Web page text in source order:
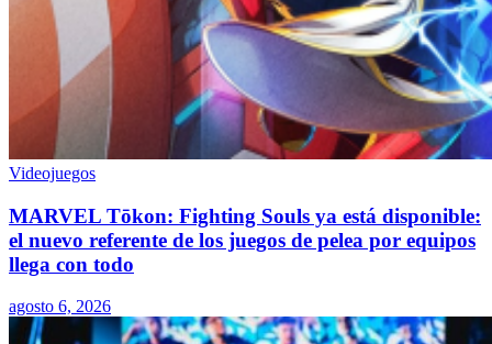
Videojuegos
MARVEL Tōkon: Fighting Souls ya está disponible:
el nuevo referente de los juegos de pelea por equipos
llega con todo
agosto 6, 2026